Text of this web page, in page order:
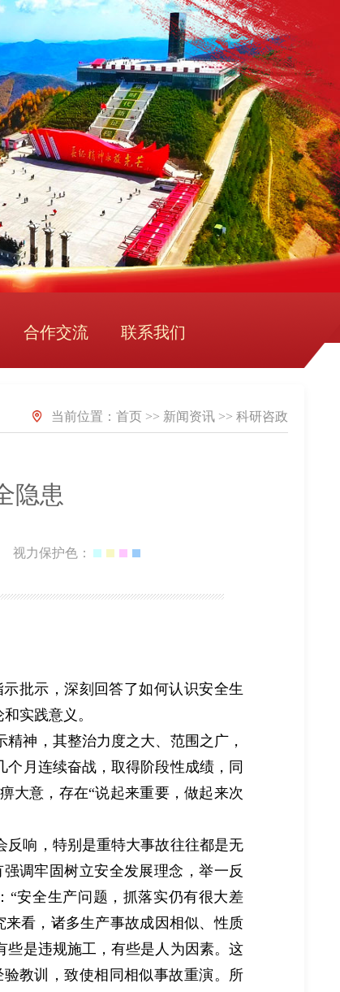
合作交流 联系我们
当前位置： 首页 >> 新闻资讯 >> 科研咨政
隐患
视力保护色：
批示，深刻回答了如何认识安全生
实践意义。
神，其整治力度之大、范围之广，
月连续奋战，取得阶段性成绩，同
大意，存在“说起来重要，做起来次
反响，特别是重特大事故往往都是无
调牢固树立安全发展理念，举一反
“安全生产问题，抓落实仍有很大差
看，诸多生产事故成因相似、性质
些是违规施工，有些是人为因素。这
教训，致使相同相似事故重演。所